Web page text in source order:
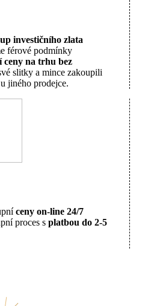
investičního zlata
férové podmínky
ceny na trhu bez
slitky a mince zakoupili
jiného prodejce.
ceny on-line 24/7
proces s platbou do 2-5